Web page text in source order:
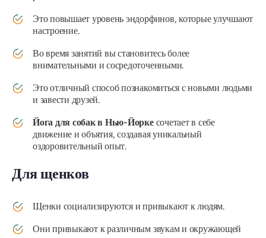
Это повышает уровень эндорфинов, которые улучшают
настроение.
Во время занятий вы становитесь более
внимательными и сосредоточенными.
Это отличный способ познакомиться с новыми людьми
и завести друзей.
Йога для собак в Нью-Йоркесочетает в себе
движение и объятия, создавая уникальный
оздоровительный опыт.
Для щенков
Щенки социализируются и привыкают к людям.
Они привыкают к различным звукам и окружающей